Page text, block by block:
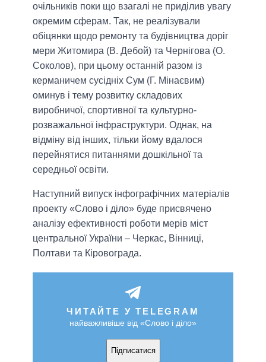
очільників поки що взагалі не приділив увагу
окремим сферам. Так, не реалізували
обіцянки щодо ремонту та будівництва доріг
мери Житомира (В. Дебой) та Чернігова (О.
Соколов), при цьому останній разом із
керманичем сусідніх Сум (Г. Мінаєвим)
оминув і тему розвитку складових
виробничої, спортивної та культурно-
розважальної інфраструктури. Однак, на
відміну від інших, тільки йому вдалося
перейнятися питаннями дошкільної та
середньої освіти.
Наступний випуск інфографічних матеріалів
проекту «Слово і діло» буде присвячено
аналізу ефективності роботи мерів міст
центральної України – Черкас, Вінниці,
Полтави та Кіровограда.
ЧИТАЙТЕ У TELEGRAM
найважливіше від «Слово і діло»
Підписатися